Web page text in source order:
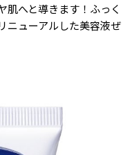
肌へと導きます！ふっく
ニューアルした美容液ぜ